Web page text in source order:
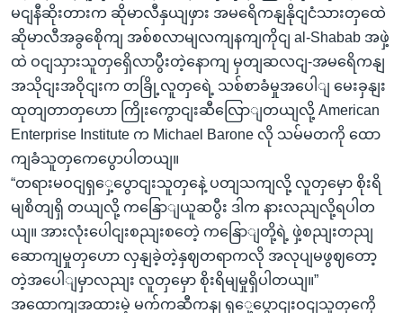
မငျနီဆိုးတားက ဆိုမာလီနှယျဖှား အမရေိကနျနိုငျငံသားတှထေဲ
ဆိုမာလီအခွစေိုကျ အစ်စလာမျလကျနကျကိုငျ al-Shabab အဖှဲ့
ထဲ ဝငျသှားသူတှရှေိလာပွီးတဲ့နောကျ မှတျဆလငျ-အမရေိကနျ
အသိုငျးအဝိုငျးက တခြို့လူတှရေဲ့ သစ်စာခံမှုအပေါျ မေးခှနျး
ထုတျတာတှဟော ကြိုးကွောငျးဆီလြောျတယျလို့ American
Enterprise Institute က Michael Barone လို သမ်မတကို ထော
ကျခံသူတှကေပွောပါတယျ။
“တရားမဝငျရှှေ့ပွောငျးသူတှနေဲ့ ပတျသကျလို့ လူတှမှော စိုးရိ
မျစိတျရှိ တယျလို့ ကနြောျယူဆပွီး ဒါက နားလညျလို့ရပါတ
ယျ။ အားလုံးပေါငျးစညျးစတေဲ့ ကနြောျတို့ရဲ့ ဖှဲ့စညျးတညျ
ဆောကျမှုတှဟော လှနျခဲ့တဲ့နှဈတရာကလို အလုပျမဖွဈတော့
တဲ့အပေါျမှာလညျး လူတှမှော စိုးရိမျမှုရှိပါတယျ။”
အထောကျအထားမဲ့ မက်ကဆီကနျ ရှှေ့ပွောငျးဝငျသူတှကေို